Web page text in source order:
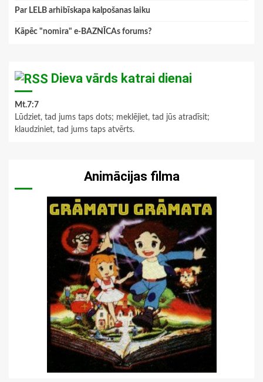
Par LELB arhibīskapa kalpošanas laiku
Kāpēc "nomira" e-BAZNĪCAs forums?
Dieva vārds katrai dienai
Mt.7:7
Lūdziet, tad jums taps dots; meklējiet, tad jūs atradīsit;
klaudziniet, tad jums taps atvērts.
Animācijas filma